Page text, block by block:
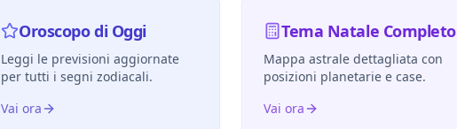
Oroscopo di Oggi
Leggi le previsioni aggiornate
per tutti i segni zodiacali.
Vai ora
Tema Natale Completo
Mappa astrale dettagliata con
posizioni planetarie e case.
Vai ora